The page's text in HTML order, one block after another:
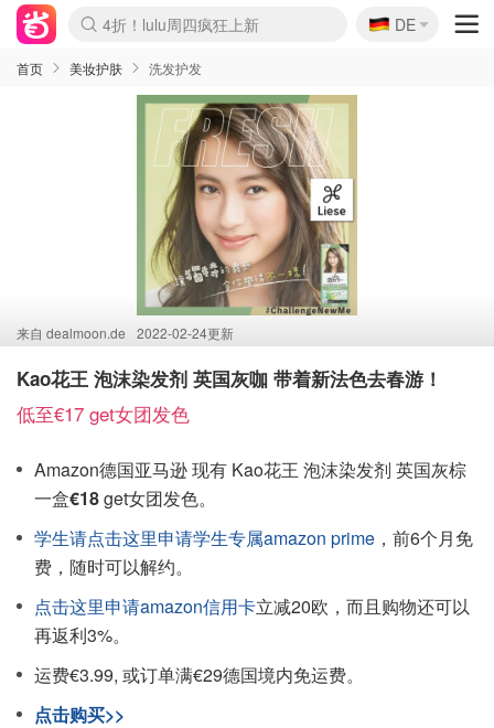
Boticinal 夏促开抢！
4折！lulu周四疯狂上新
还没结束！&OtherStories大促
Joybuy变相75折 随时失效
速领！Stanley独家85折
疑似霸哥！Camper额外叠85折
Zalando 奥莱闪促！每日更新
Moncler反季囤！5折起+叠9折
Coach Brooklyn仅€192
🇩🇪
DE
首页 美妆护肤 洗发护发
来自 dealmoon.de 2022-02-24更新
Kao花王 泡沫染发剂 英国灰咖 带着新法色去春游！
低至€17 get女团发色
Amazon德国亚马逊 现有 Kao花王 泡沫染发剂 英国灰棕
一盒€18get女团发色。
学生请点击这里申请学生专属amazon prime ，前6个月免
费，随时可以解约。
点击这里申请amazon信用卡立减20欧，而且购物还可以
再返利3%。
运费€3.99, 或订单满€29德国境内免运费。
点击购买>>